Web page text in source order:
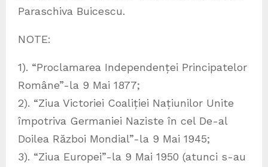
Paraschiva Buicescu.
NOTE:
1). “Proclamarea Independenței Principatelor
Române”-la 9 Mai 1877;
2). “Ziua Victoriei Coaliției Națiunilor Unite
împotriva Germaniei Naziste în cel De-al
Doilea Război Mondial”-la 9 Mai 1945;
3). “Ziua Europei”-la 9 Mai 1950 (atunci s-au